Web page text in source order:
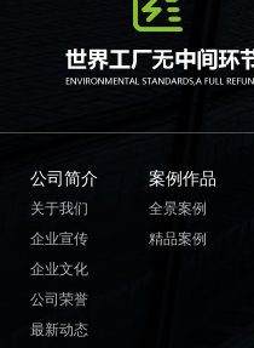
公司简介
关于我们
企业宣传
企业文化
公司荣誉
最新动态
案例作品
全景案例
精品案例